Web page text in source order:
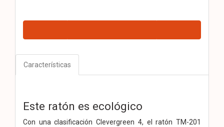
Características
Este ratón es ecológico
Con una clasificación Clevergreen 4, el ratón TM-201